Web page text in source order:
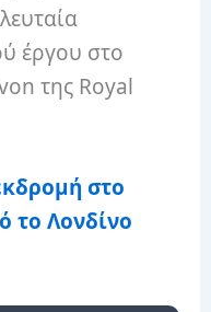
έργου στο
της Royal
στο
το Λονδίνο